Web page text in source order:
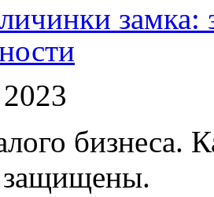
замка:
бизнеса.
защищены.